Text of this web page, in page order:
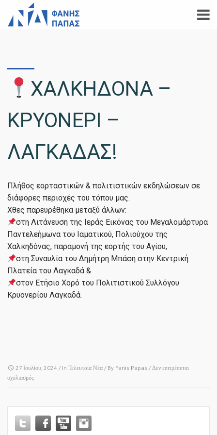
ΧΑΛΚΗΔΟΝΑ –
ΚΡΥΟΝΕΡΙ –
ΛΑΓΚΑΔΑΣ!
Πλήθος εορταστικών & πολιτιστικών εκδηλώσεων σε
διάφορες περιοχές του τόπου μας.
Χθες παρευρέθηκα μεταξύ άλλων:
στη Λιτάνευση της Ιεράς Εικόνας του Μεγαλομάρτυρα
Παντελεήμωνα του Ιαματικού, Πολιούχου της
Χαλκηδόνας, παραμονή της εορτής του Αγίου,
στη Συναυλία του Δημήτρη Μπάση στην Κεντρική
Πλατεία του Λαγκαδά &
στον Ετήσιο Χορό του Πολιτιστικού Συλλόγου
Κρυονερίου Λαγκαδά.
27 Ιουλίου, 2024 / In Τελευταία Νέα / By Fanis Papas /Δεν επιτρέπεται
σχολιασμόςστο
–
ΚΡΥΟΝΕΡΙ